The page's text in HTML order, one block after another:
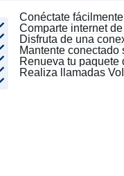
Conéctate
Comparte internet
Disfruta de una
Mantente
Renueva tu
Realiza llamadas